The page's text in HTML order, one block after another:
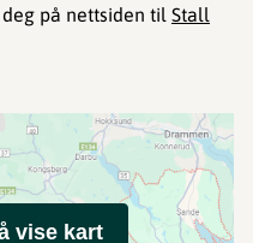
på nettsiden til Stall
vise kart